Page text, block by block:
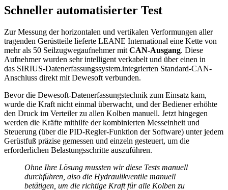
Schneller automatisierter Test
Zur Messung der horizontalen und vertikalen Verformungen aller
tragenden Gerüstteile lieferte LEANE International eine Kette von
mehr als 50 Seilzugwegaufnehmer mit CAN-Ausgang. Diese
Aufnehmer wurden sehr intelligent verkabelt und über einen in
das SIRIUS-Datenerfassungssystem.integrierten Standard-CAN-
Anschluss direkt mit Dewesoft verbunden.
Bevor die Dewesoft-Datenerfassungstechnik zum Einsatz kam,
wurde die Kraft nicht einmal überwacht, und der Bediener erhöhte
den Druck im Verteiler zu allen Kolben manuell. Jetzt hingegen
werden die Kräfte mithilfe der kombinierten Messeinheit und
Steuerung (über die PID-Regler-Funktion der Software) unter jedem
Gerüstfuß präzise gemessen und einzeln gesteuert, um die
erforderlichen Belastungsschritte auszuführen.
Ohne Ihre Lösung mussten wir diese Tests manuell
durchführen, also die Hydraulikventile manuell
betätigen, um die richtige Kraft für alle Kolben zu